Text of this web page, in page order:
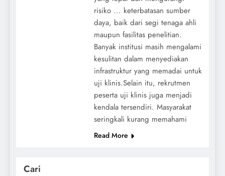
risiko ... keterbatasan sumber
daya, baik dari segi tenaga ahli
maupun fasilitas penelitian.
Banyak institusi masih mengalami
kesulitan dalam menyediakan
infrastruktur yang memadai untuk
uji klinis.Selain itu, rekrutmen
peserta uji klinis juga menjadi
kendala tersendiri. Masyarakat
seringkali kurang memahami
Read More
Cari